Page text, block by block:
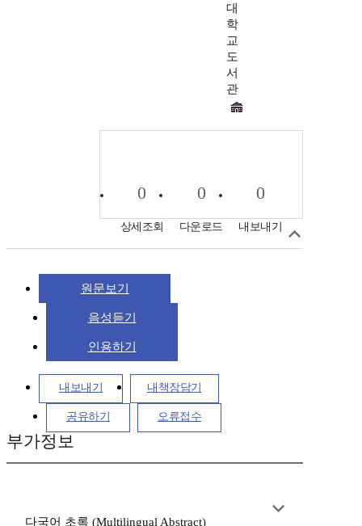
대
학
교
도
서
관
0
상세조회
0
다운로드
0
내보내기
원문보기
음성듣기
인용하기
내보내기 내책장담기
공유하기 오류접수
부가정보
다국어 초록 (Multilingual Abstract)